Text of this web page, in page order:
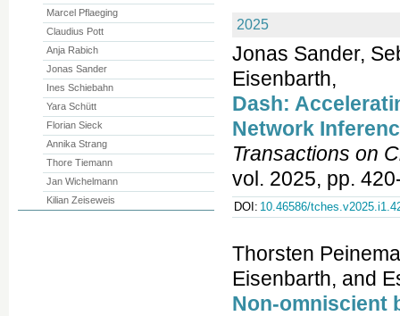
2025
Jonas Sander,
Eisenbarth,
Dash:
Network
Transactions on
vol. 2025, pp.
DOI: 10.46586/
Thorsten
Eisenbarth, and
Non-omniscient
Marcel Pflaeging
Claudius Pott
Anja Rabich
Jonas Sander
Ines Schiebahn
Yara Schütt
Florian Sieck
Annika Strang
Thore Tiemann
Jan Wichelmann
Kilian Zeiseweis